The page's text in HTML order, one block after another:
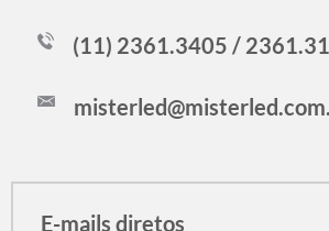
(11) 2361.3405 /
E-mails diretos